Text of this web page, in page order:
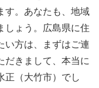
す。あなたも、地域
しょう。広島県に住
い方は、まずはご連
だきまして、本当に
正（大竹市）でし